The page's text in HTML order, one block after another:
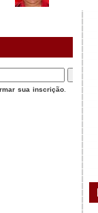
sua inscrição